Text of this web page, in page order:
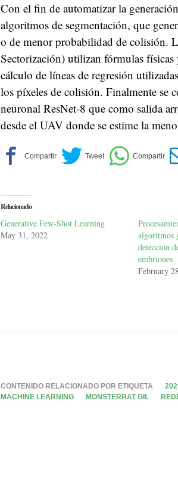
Con el fin de automatizar la
algoritmos de segmentación, que
o de menor probabilidad de colisión.
Sectorización) utilizan fórmulas físicas
cálculo de líneas de regresión
los píxeles de colisión. Finalmente se
neuronal ResNet-8 que como salida
desde el UAV donde se estime la
Relacionado
Generative Few-Shot Learning
May 31, 2022
algoritmos
detección
embriones
February
CONTENIDO RELACIONADO POR ETIQUETA
MACHINE LEARNING
MONSTERRAT GIL